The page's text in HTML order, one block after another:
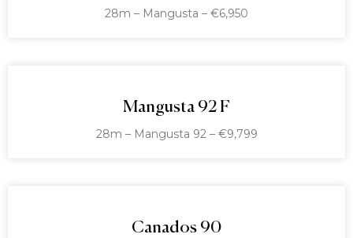
28m – Mangusta – €6,950
Mangusta 92 F
28m – Mangusta 92 – €9,799
Canados 90